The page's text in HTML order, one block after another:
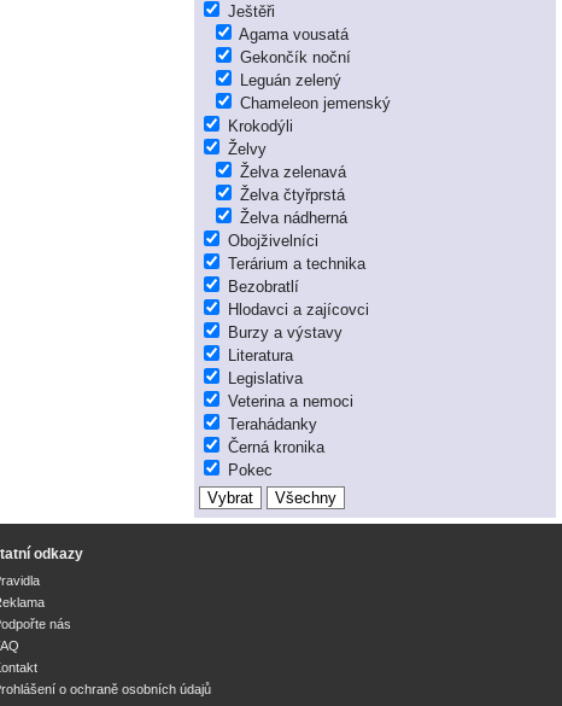
Ještěři
Agama vousatá
Gekončík noční
Leguán zelený
Chameleon jemenský
Krokodýli
Želvy
Želva zelenavá
Želva čtyřprstá
Želva nádherná
Obojživelníci
Terárium a technika
Bezobratlí
Hlodavci a zajícovci
Burzy a výstavy
Literatura
Legislativa
Veterina a nemoci
Terahádanky
Černá kronika
Pokec
odkazy
nás
o ochraně osobních údajů